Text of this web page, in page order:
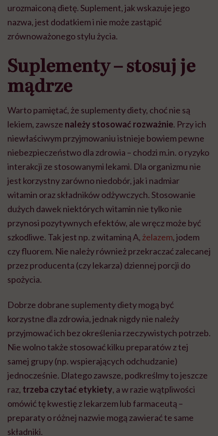
urozmaiconą dietę. Suplement, jak wskazuje jego
nazwa, jest dodatkiem i nie może zastąpić
zrównoważonego stylu życia.
Suplementy – stosuj je
mądrze
Warto pamiętać, że suplementy diety, choć nie są
lekiem, zawsze należy stosować rozważnie. Przy ich
niewłaściwym przyjmowaniu istnieje bowiem pewne
niebezpieczeństwo dla zdrowia – chodzi m.in. o ryzyko
interakcji ze stosowanymi lekami. Dla organizmu nie
jest korzystny zarówno niedobór, jak i nadmiar
witamin oraz składników odżywczych. Stosowanie
dużych dawek niektórych witamin nie tylko nie
przynosi pozytywnych efektów, ale wręcz może być
szkodliwe. Tak jest np. z witaminą A, żelazem, jodem
czy fluorem. Nie należy również przekraczać zalecanej
przez producenta (czy lekarza) dziennej porcji do
spożycia.
Dobrze dobrane suplementy diety mogą być
korzystne dla zdrowia, jednak nigdy nie należy
przyjmować ich bez określenia rzeczywistych potrzeb.
Nie wolno także stosować kilku preparatów z tej
samej grupy (np. wspierających odchudzanie)
jednocześnie. Dlatego zawsze, podkreślmy to jeszcze
raz, trzeba czytać etykiety, a w razie wątpliwości
omówić tę kwestię z lekarzem lub farmaceutą –
preparaty o różnej nazwie mogą zawierać te same
składniki.